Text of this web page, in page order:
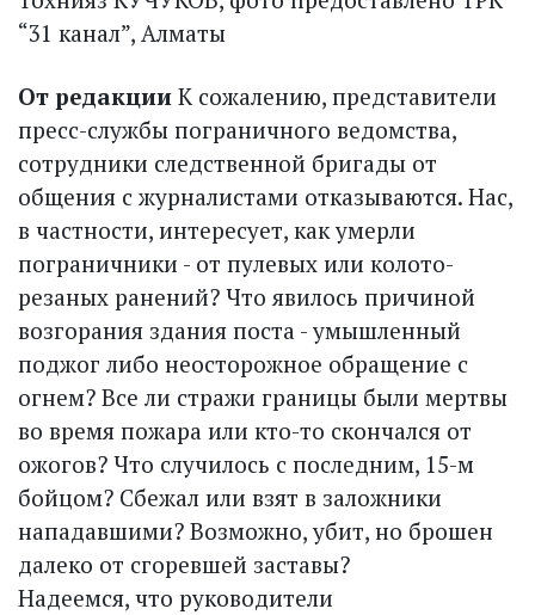
“31 канал”, Алматы
От редакции К сожалению, представители
пресс-службы пограничного ведомства,
сотрудники следственной бригады от
общения с журналистами отказываются. Нас,
в частности, интересует, как умерли
пограничники - от пулевых или колото-
резаных ранений? Что явилось причиной
возгорания здания поста - умышленный
поджог либо неосторожное обращение с
огнем? Все ли стражи границы были мертвы
во время пожара или кто-то скончался от
ожогов? Что случилось с последним, 15-м
бойцом? Сбежал или взят в заложники
нападавшими? Возможно, убит, но брошен
далеко от сгоревшей заставы?
Надеемся, что руководители